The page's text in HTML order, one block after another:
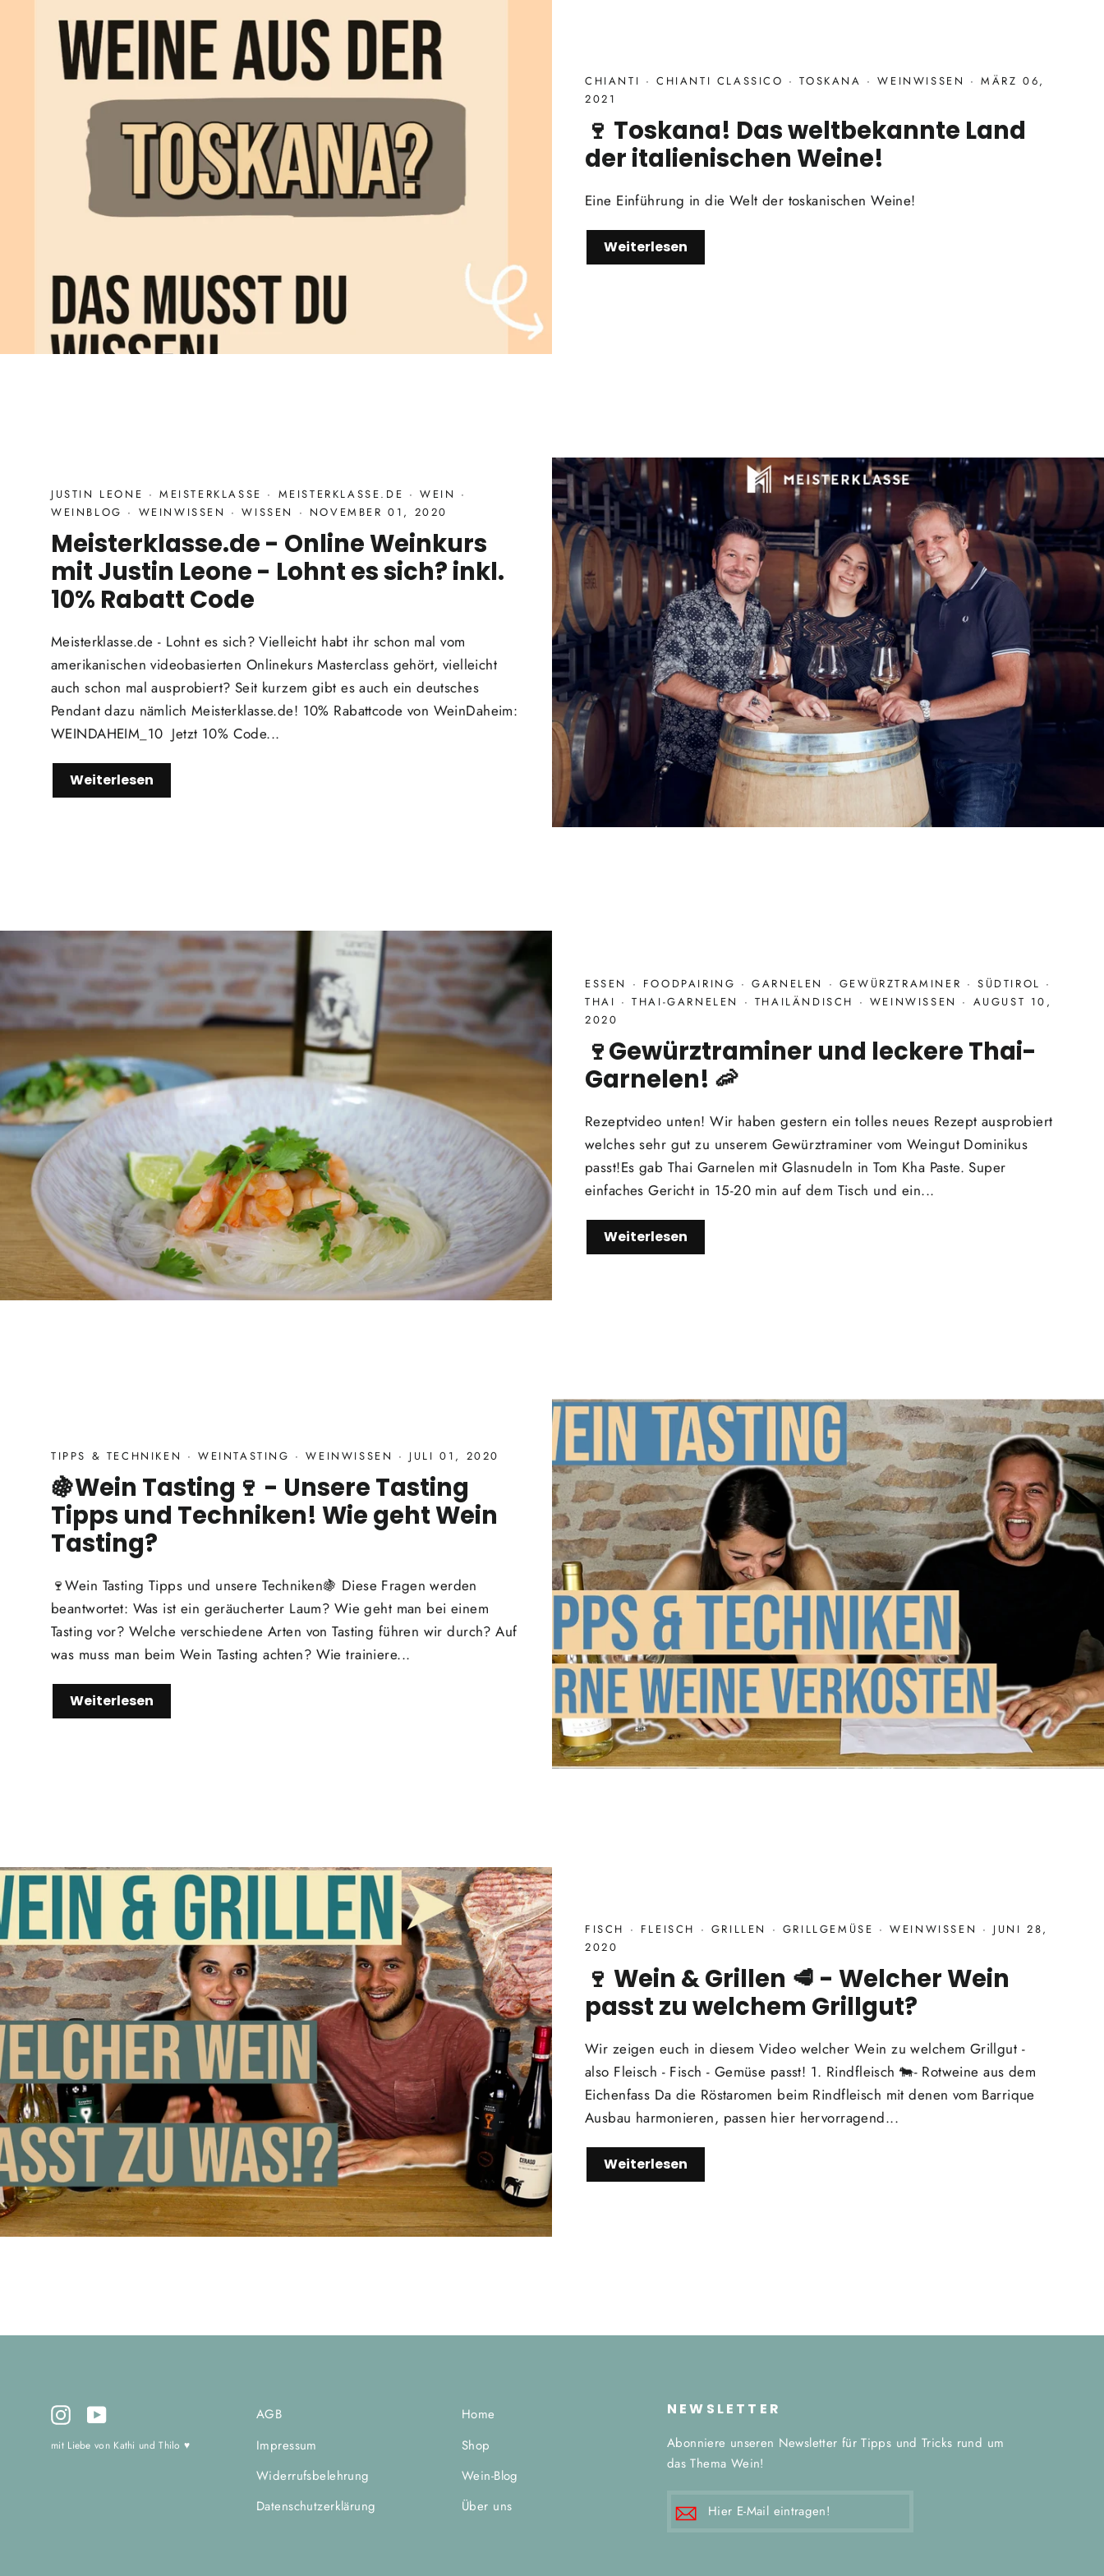
CHIANTI ·CHIANTI CLASSICO ·TOSKANA ·WEINWISSEN ·MÄRZ 06,
2021
🍷 Toskana! Das weltbekannte Land
der italienischen Weine!
Eine Einführung in die Welt der toskanischen Weine!
Weiterlesen
JUSTIN LEONE ·MEISTERKLASSE · MEISTERKLASSE.DE ·WEIN ·
WEINBLOG · WEINWISSEN ·WISSEN · NOVEMBER 01, 2020
Meisterklasse.de - Online Weinkurs
mit Justin Leone - Lohnt es sich? inkl.
10% Rabatt Code
Meisterklasse.de - Lohnt es sich? Vielleicht habt ihr schon mal vom
amerikanischen videobasierten Onlinekurs Masterclass gehört, vielleicht
auch schon mal ausprobiert? Seit kurzem gibt es auch ein deutsches
Pendant dazu nämlich Meisterklasse.de! 10% Rabattcode von WeinDaheim:
WEINDAHEIM_10 Jetzt 10% Code...
Weiterlesen
ESSEN · FOODPAIRING ·GARNELEN · GEWÜRZTRAMINER ·SÜDTIROL ·
THAI ·THAI-GARNELEN · THAILÄNDISCH · WEINWISSEN · AUGUST 10,
2020
🍷Gewürztraminer und leckere Thai-
Garnelen! 🦐
Rezeptvideo unten! Wir haben gestern ein tolles neues Rezept ausprobiert
welches sehr gut zu unserem Gewürztraminer vom Weingut Dominikus
passt!Es gab Thai Garnelen mit Glasnudeln in Tom Kha Paste. Super
einfaches Gericht in 15-20 min auf dem Tisch und ein...
Weiterlesen
TIPPS & TECHNIKEN ·WEINTASTING ·WEINWISSEN · JULI 01, 2020
🍇Wein Tasting🍷 - Unsere Tasting
Tipps und Techniken! Wie geht Wein
Tasting?
🍷Wein Tasting Tipps und unsere Techniken🍇 Diese Fragen werden
beantwortet: Was ist ein geräucherter Laum? Wie geht man bei einem
Tasting vor? Welche verschiedene Arten von Tasting führen wir durch? Auf
was muss man beim Wein Tasting achten? Wie trainiere...
Weiterlesen
FISCH · FLEISCH · GRILLEN · GRILLGEMÜSE ·WEINWISSEN · JUNI 28,
2020
🍷 Wein & Grillen 🥩 - Welcher Wein
passt zu welchem Grillgut?
Wir zeigen euch in diesem Video welcher Wein zu welchem Grillgut -
also Fleisch - Fisch - Gemüse passt! 1. Rindfleisch 🐄- Rotweine aus dem
Eichenfass Da die Röstaromen beim Rindfleisch mit denen vom Barrique
Ausbau harmonieren, passen hier hervorragend...
Weiterlesen
Instagram
mit Liebe von Kathi und Thilo ♥
AGB
Impressum
Widerrufsbelehrung
Datenschutzerklärung
Home
Shop
Wein-Blog
Über uns
NEWSLETTER
Abonniere unseren Newsletter für Tipps und Tricks rund um
das Thema Wein!
E-
MAIL